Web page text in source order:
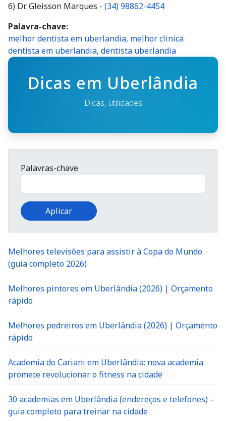
6) Dr. Gleisson Marques - (34) 98862-4454
Palavra-chave
melhor dentista em uberlandia, melhor clinica
dentista em uberlandia, dentista uberlandia
Dicas em Uberlândia
Dicas, utilidades
Palavras-chave
Melhores televisões para assistir à Copa do Mundo
(guia completo 2026)
Melhores pintores em Uberlândia (2026) | Orçamento
rápido
Melhores pedreiros em Uberlândia (2026) | Orçamento
rápido
Academia do Cariani em Uberlândia: nova academia
promete revolucionar o fitness na cidade
30 academias em Uberlândia (endereços e telefones) –
guia completo para treinar na cidade